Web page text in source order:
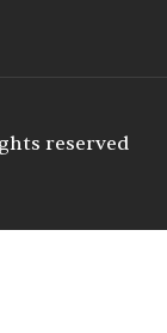
reserved